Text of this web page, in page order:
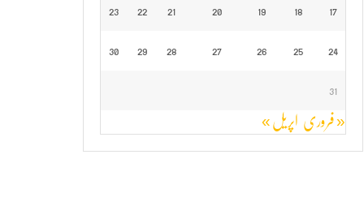
17
18
19
20
21
22
23
24
25
26
27
28
29
30
31
« فروری اپریل »